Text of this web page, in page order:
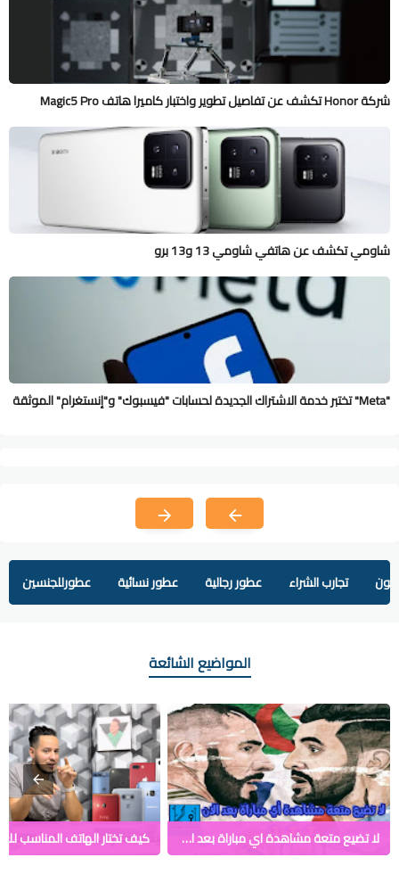
شركة Honor تكشف عن تفاصيل تطوير واختبار كاميرا هاتف Magic5 Pro
شاومي تكشف عن هاتفي شاومي 13 و13 برو
"Meta" تختبر خدمة الاشتراك الجديدة لحسابات "فيسبوك" و"إنستغرام" الموثقة
تجارب الشراء عطور رجالية عطور نسائية عطورللجنسين
المواضيع الشائعة
لا تضيع متعة مشاهدة اي مباراة بعد الان